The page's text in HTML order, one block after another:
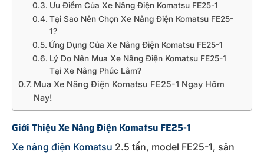
Ưu Điểm Của Xe Nâng Điện Komatsu FE25-1
Tại Sao Nên Chọn Xe Nâng Điện Komatsu FE25-
1?
Ứng Dụng Của Xe Nâng Điện Komatsu FE25-1
Lý Do Nên Mua Xe Nâng Điện Komatsu FE25-1
Tại Xe Nâng Phúc Lâm?
Mua Xe Nâng Điện Komatsu FE25-1 Ngay Hôm
Nay!
Giới Thiệu Xe Nâng Điện Komatsu FE25-1
Xe nâng điện Komatsu 2.5 tấn, model FE25-1, sản